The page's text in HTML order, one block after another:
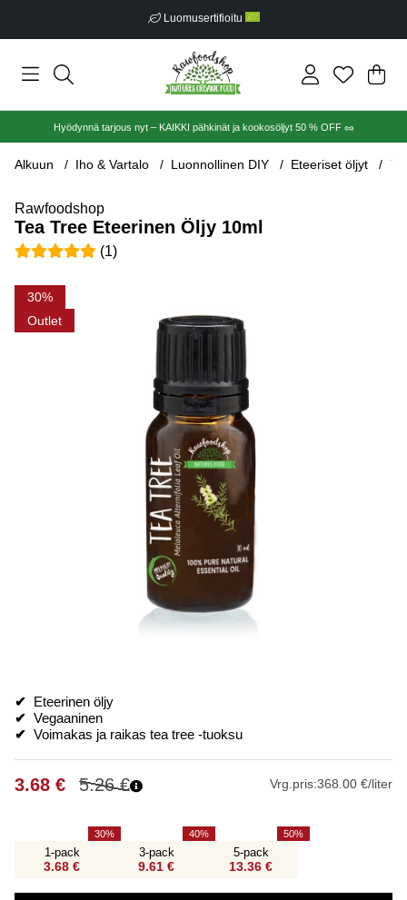
Luomusertifioitu
.
Hyödynnä tarjous nyt – KAIKKI pähkinät ja kookosöljyt 50 % OFF 🥜
Alkuun Iho & Vartalo Luonnollinen DIY Eteeriset öljyt
Rawfoodshop
Tea Tree Eteerinen Öljy 10ml
Keskiarvoluokitus 5 / 5 Arvioiden määrä 1
(1)
30
Outlet
Tuotekuvat Tea Tree Eteerinen Öljy 10ml
✔ Eteerinen öljy
✔ Vegaaninen
✔ Voimakas ja raikas tea tree -tuoksu
5.26€
3.68 € Vrg.pris:368.00 €/liter
1-pack
3.68 €
30
3-pack
9.61 €
40
5-pack
13.36 €
50